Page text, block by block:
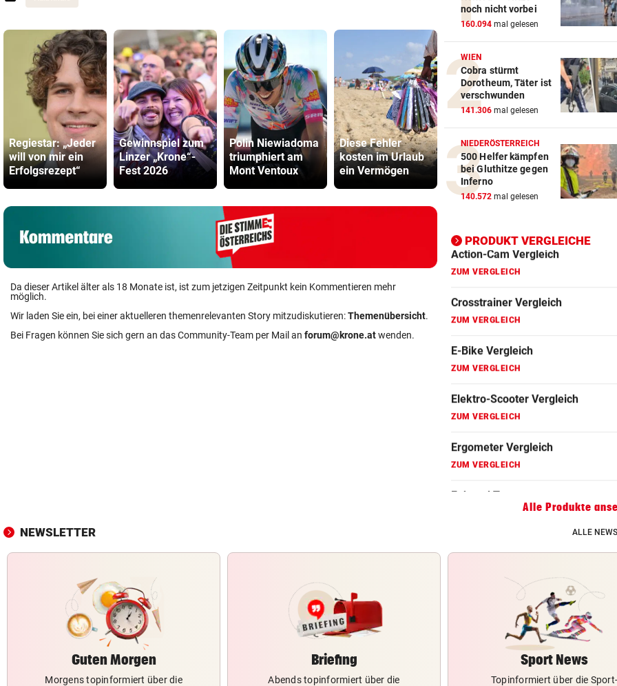
Regiestar: „Jeder
will von mir ein
Erfolgsrezept“
Gewinnspiel zum
Linzer „Krone“-
Fest 2026
Polin Niewiadoma
triumphiert am
Mont Ventoux
Diese Fehler
kosten im Urlaub
ein Vermögen
Die Wende ist weit
entfernt
Sager
Mütter-
gegen
Da dieser Artikel älter als 18 Monate ist, ist zum jetzigen Zeitpunkt kein Kommentieren mehr
möglich.
Wir laden Sie ein, bei einer aktuelleren themenrelevanten Story mitzudiskutieren:Themenübersicht.
Bei Fragen können Sie sich gern an das Community-Team per Mail an forum@krone.atwenden.
noch nicht vorbei
160.094 mal gelesen
WIEN
Cobra stürmt
Dorotheum, Täter ist
verschwunden
141.306 mal gelesen
NIEDERÖSTERREICH
500 Helfer kämpfen
bei Gluthitze gegen
Inferno
140.572 mal gelesen
PRODUKT VERGLEICHE
Action-Cam Vergleich
ZUM VERGLEICH
Crosstrainer Vergleich
ZUM VERGLEICH
ZUM VERGLEICH
Elektro-Scooter Vergleich
ZUM VERGLEICH
ZUM VERGLEICH
Fahrrad Test
Fahrradanhänger Vergleich
Faszienrolle Vergleich
Hoverboard Vergleich
Kinderfahrrad Vergleich
Alle Produkte
NEWSLETTER ALLE
Guten Morgen
Morgens topinformiert über die
Briefing
Abends topinformiert über die
Sport News
Topinformiert über die Sport-